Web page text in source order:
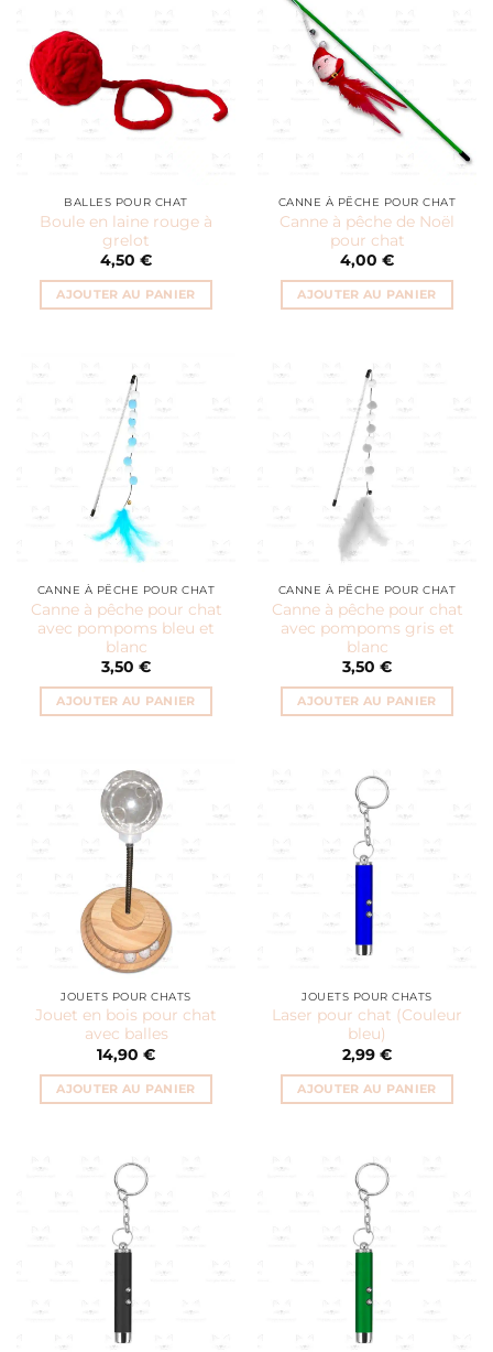
BALLES POUR CHAT
Boule en laine rouge à
grelot
4,50 €
AJOUTER AU PANIER
CANNE À PÊCHE POUR CHAT
Canne à pêche de Noël
pour chat
4,00 €
AJOUTER AU PANIER
CANNE À PÊCHE POUR CHAT
Canne à pêche pour chat
avec pompoms bleu et
blanc
3,50 €
AJOUTER AU PANIER
CANNE À PÊCHE POUR CHAT
Canne à pêche pour chat
avec pompoms gris et
blanc
3,50 €
AJOUTER AU PANIER
JOUETS POUR CHATS
Jouet en bois pour chat
avec balles
14,90 €
AJOUTER AU PANIER
JOUETS POUR CHATS
Laser pour chat (Couleur
bleu)
2,99 €
AJOUTER AU PANIER